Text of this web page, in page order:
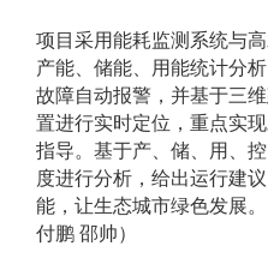
项目采用能耗监测系统与
产能、储能、用能统计分
故障自动报警，并基于三
置进行实时定位，重点实
指导。基于产、储、用、
度进行分析，给出运行建
能，让生态城市绿色发展
付鹏 邵帅）